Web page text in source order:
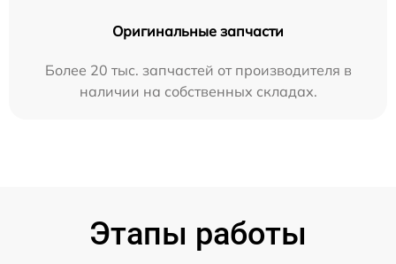
Оригинальные запчасти
Более 20 тыс. запчастей от производителя в
наличии на собственных складах.
Этапы работы